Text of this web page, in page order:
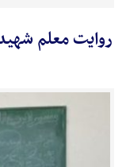
روایت معلم